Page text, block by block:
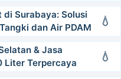
Surabaya: Solusi
dan Air PDAM
& Jasa
Liter Terpercaya